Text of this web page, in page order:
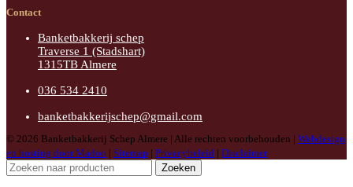
Contact
Banketbakkerij schep
Traverse 1 (Stadshart)
1315TB Almere
036 534 2410
banketbakkerijschep@gmail.com
© 2026 Banketbakkerij Schep Almere | Alle rechten voorbehouden | Webdesign
en hosting door Madoo | Sitemap | Privacybeleid | Disclaimer
Zoeken